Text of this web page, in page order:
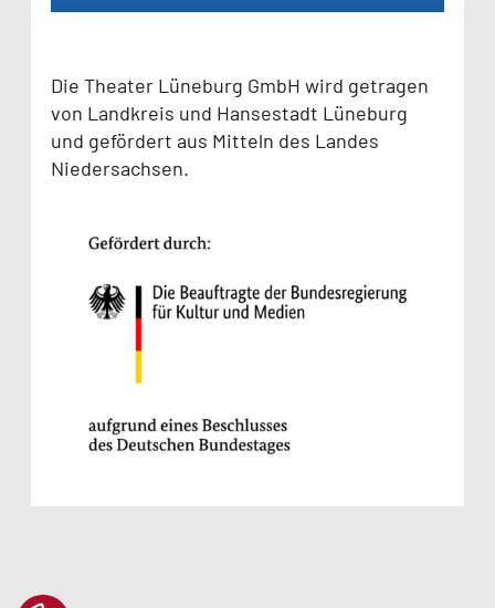
Die Theater Lüneburg GmbH wird getragen
von Landkreis und Hansestadt Lüneburg
und gefördert aus Mitteln des Landes
Niedersachsen.